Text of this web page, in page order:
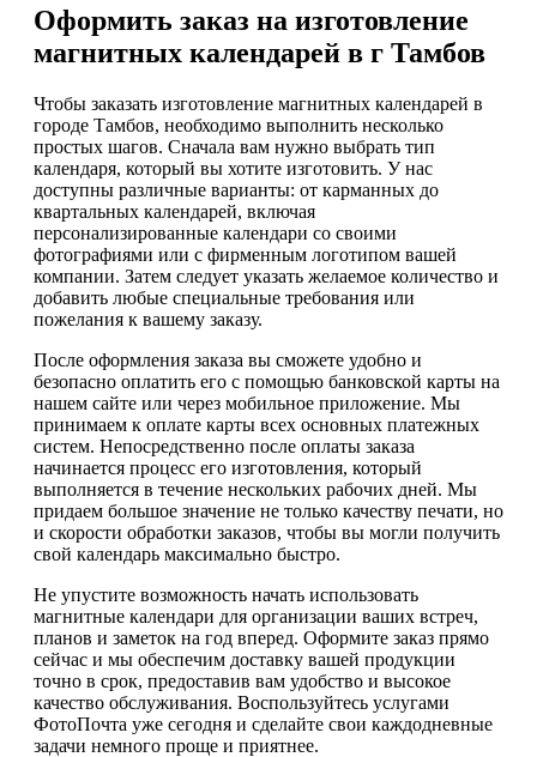
Оформить заказ на изготовление
магнитных календарей в г Тамбов
Чтобы заказать изготовление магнитных календарей в
городе Тамбов, необходимо выполнить несколько
простых шагов. Сначала вам нужно выбрать тип
календаря, который вы хотите изготовить. У нас
доступны различные варианты: от карманных до
квартальных календарей, включая
персонализированные календари со своими
фотографиями или с фирменным логотипом вашей
компании. Затем следует указать желаемое количество и
добавить любые специальные требования или
пожелания к вашему заказу.
После оформления заказа вы сможете удобно и
безопасно оплатить его с помощью банковской карты на
нашем сайте или через мобильное приложение. Мы
принимаем к оплате карты всех основных платежных
систем. Непосредственно после оплаты заказа
начинается процесс его изготовления, который
выполняется в течение нескольких рабочих дней. Мы
придаем большое значение не только качеству печати, но
и скорости обработки заказов, чтобы вы могли получить
свой календарь максимально быстро.
Не упустите возможность начать использовать
магнитные календари для организации ваших встреч,
планов и заметок на год вперед. Оформите заказ прямо
сейчас и мы обеспечим доставку вашей продукции
точно в срок, предоставив вам удобство и высокое
качество обслуживания. Воспользуйтесь услугами
ФотоПочта уже сегодня и сделайте свои каждодневные
задачи немного проще и приятнее.